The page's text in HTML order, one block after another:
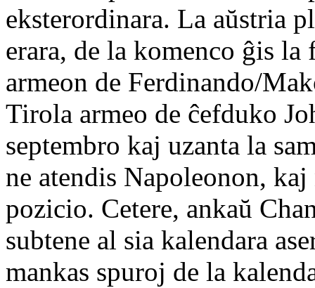
eksterordinara. La aŭstria
erara, de la komenco ĝis
armeon de Ferdinando/
Tirola armeo de ĉefduko
septembro kaj uzanta la
ne atendis Napoleonon,
pozicio. Cetere, ankaŭ
subtene al sia kalendara
mankas spuroj de la